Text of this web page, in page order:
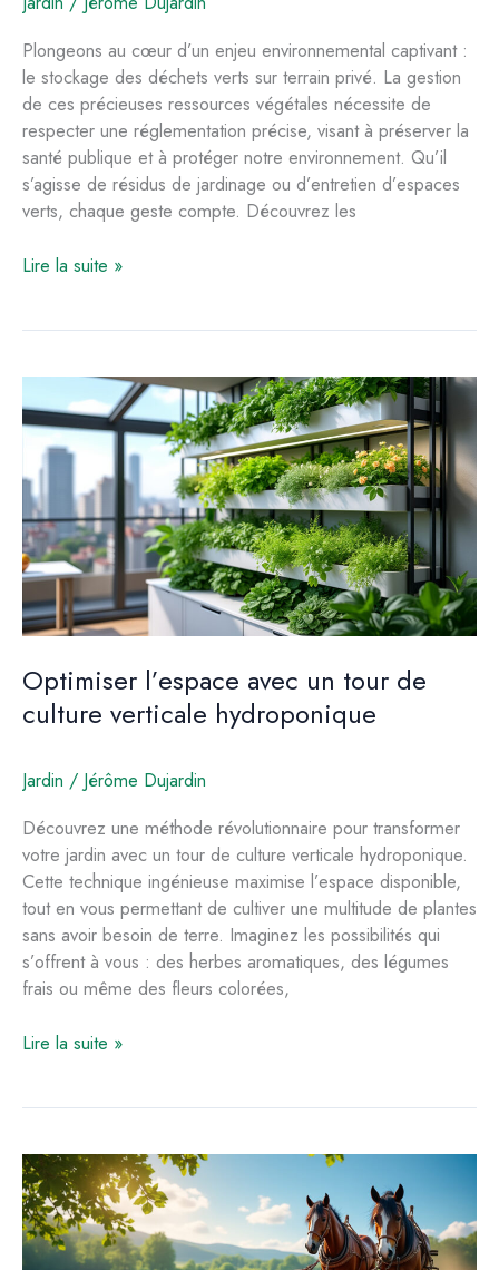
Plongeons au cœur d’un enjeu environnemental captivant :
le stockage des déchets verts sur terrain privé. La gestion
de ces précieuses ressources végétales nécessite de
respecter une réglementation précise, visant à préserver la
santé publique et à protéger notre environnement. Qu’il
s’agisse de résidus de jardinage ou d’entretien d’espaces
verts, chaque geste compte. Découvrez les
Stockage
sur
privé
réglementation
respecter
Lire la suite »
Optimiser l’espace avec un tour de
culture verticale hydroponique
Jardin / Jérôme Dujardin
Découvrez une méthode révolutionnaire pour transformer
votre jardin avec un tour de culture verticale hydroponique.
Cette technique ingénieuse maximise l’espace disponible,
tout en vous permettant de cultiver une multitude de plantes
sans avoir besoin de terre. Imaginez les possibilités qui
s’offrent à vous : des herbes aromatiques, des légumes
frais ou même des fleurs colorées,
Optimiser
tour
de
culture
verticale
hydroponique
Lire la suite »